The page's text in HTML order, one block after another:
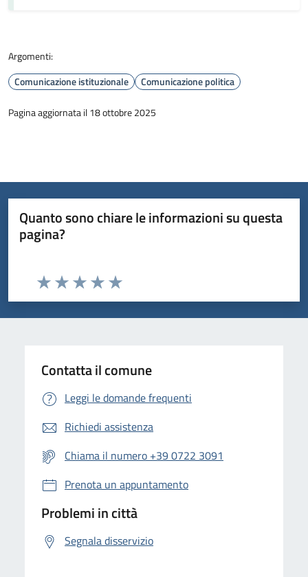
Argomenti:
Comunicazione istituzionale
Comunicazione politica
Pagina aggiornata il 18 ottobre 2025
Quanto sono chiare le informazioni su questa
pagina?
Valuta da 1 a 5 stelle la pagina
Valuta 5 stelle su 5
Valuta 4 stelle su 5
Valuta 3 stelle su 5
Valuta 2 stelle su 5
Valuta 1 stelle su 5
Contatta il comune
Leggi le domande frequenti
Richiedi assistenza
Chiama il numero +39 0722 3091
Prenota un appuntamento
Problemi in città
Segnala disservizio